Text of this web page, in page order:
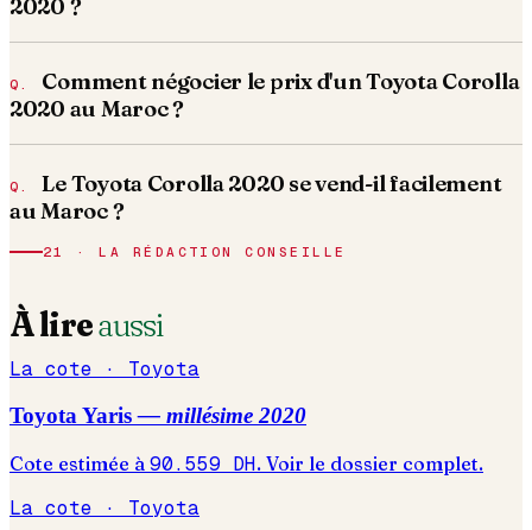
2020 ?
Comment négocier le prix d'un Toyota Corolla
2020 au Maroc ?
Le Toyota Corolla 2020 se vend-il facilement
au Maroc ?
21 · LA RÉDACTION CONSEILLE
À lireaussi
La cote · Toyota
ToyotaYaris — millésime2020
Cote estimée à 90.559 DH. Voir le dossier complet.
La cote · Toyota